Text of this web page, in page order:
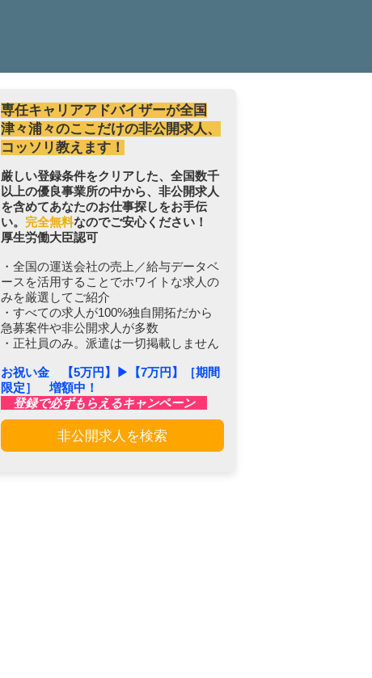
専任キャリアアドバイザーが全国
津々浦々のここだけの非公開求人、
コッソリ教えます！
厳しい登録条件をクリアした、全国数千
以上の優良事業所の中から、非公開求人
を含めてあなたのお仕事探しをお手伝
い。 完全無料なのでご安心ください！
厚生労働大臣認可
・全国の運送会社の売上／給与データベ
ースを活用することでホワイトな求人の
みを厳選してご紹介
・すべての求人が100%独自開拓だから
急募案件や非公開求人が多数
・正社員のみ。派遣は一切掲載しません
お祝い金 【5万円】▶︎【7万円】［期間
限定］ 増額中！
登録で必ずもらえるキャンペーン
非公開求人を検索